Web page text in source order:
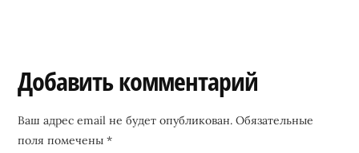
Reader
Interactions
Добавить комментарий
Ваш адрес email не будет опубликован. Обязательные
поля помечены*